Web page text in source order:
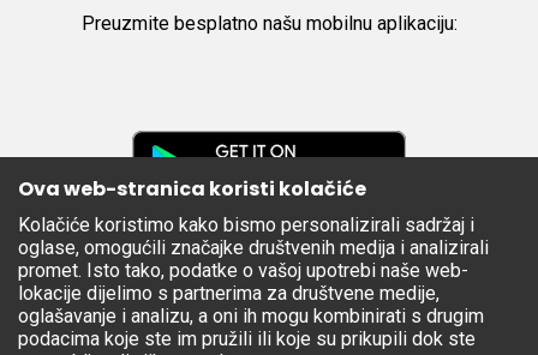
Preuzmite besplatno našu mobilnu aplikaciju:
Apple
Store
Ova web-stranica koristi kolačiće
Kolačiće koristimo kako bismo personalizirali sadržaj i
oglase, omogućili značajke društvenih medija i analizirali
promet. Isto tako, podatke o vašoj upotrebi naše web-
lokacije dijelimo s partnerima za društvene medije,
oglašavanje i analizu, a oni ih mogu kombinirati s drugim
podacima koje ste im pružili ili koje su prikupili dok ste